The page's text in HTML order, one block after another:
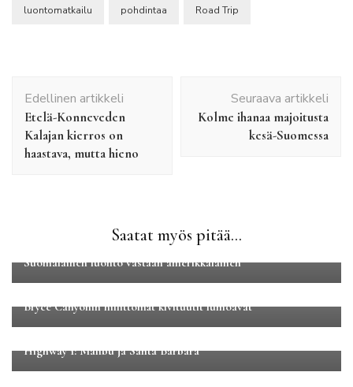
luontomatkailu pohdintaa Road Trip
selaus
Edellinen artikkeli
Etelä-Konneveden
Kalajan kierros on
haastava, mutta hieno
Seuraava artikkeli
Kolme ihanaa majoitusta
kesä-Suomessa
Saatat myös pitää...
Yleinen
Suomalainen luonto vastaan amerikkalainen
Bryce Canyonin hillittömät kivituutit lumoavat
Highway 1: Malibu ja Santa Barbara